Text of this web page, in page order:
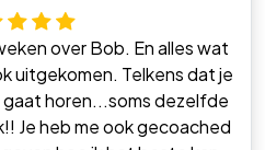
over Bob. En alles wat
uitgekomen. Telkens dat je
gaat horen...soms dezelfde
Je heb me ook gecoached